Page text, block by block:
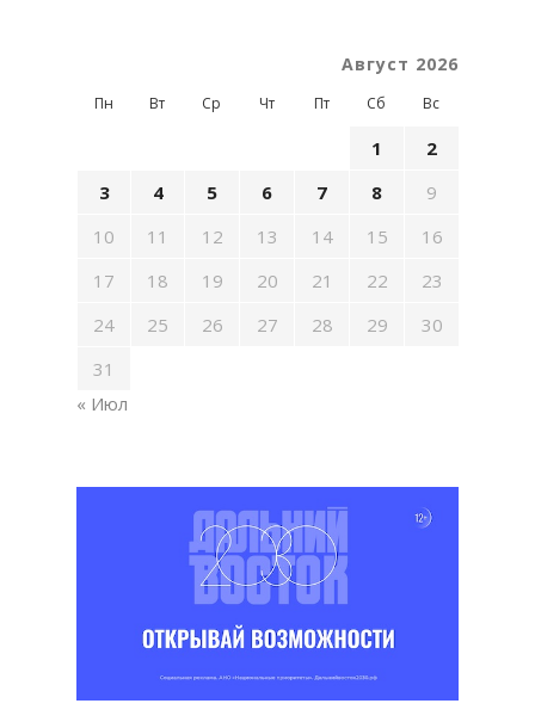
Август 2026
Пн Вт Ср Чт Пт Сб Вс
1
2
3
4 5 6 7 8
9
10
11 12 13 14 15
16
17
18 19 20 21 22
23
24
25 26 27 28 29
30
31
« Июл